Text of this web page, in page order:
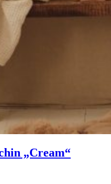
„Cream“